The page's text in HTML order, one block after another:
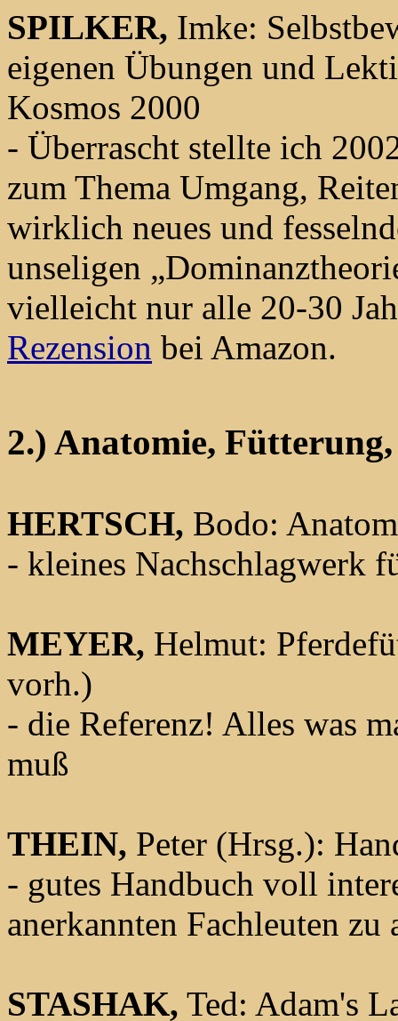
SPILKER, Imke:
eigenen Übungen und
Kosmos 2000
- Überrascht stellte ich
zum Thema Umgang,
wirklich neues und
unseligen
vielleicht nur alle 20-30
Rezension bei Amazon.
2.) Anatomie,
HERTSCH, Bodo:
- kleines Nachschlagwerk
MEYER, Helmut:
vorh.)
- die Referenz! Alles was
muß
THEIN, Peter (Hrsg.):
- gutes Handbuch voll
anerkannten Fachleuten
STASHAK, Ted: Adam's